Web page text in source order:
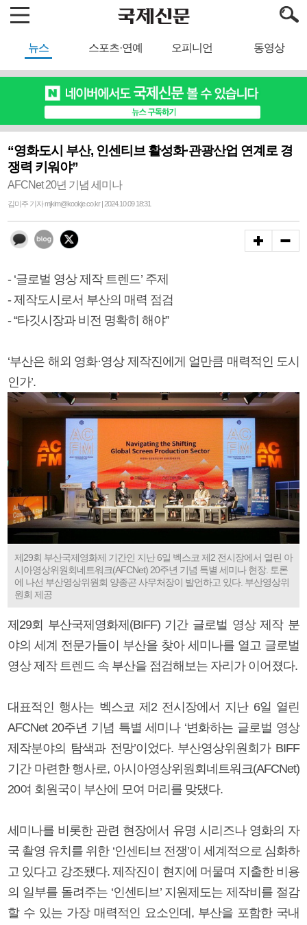
뉴스 스포츠·연예 오피니언 동영상
“영화도시 부산, 인센티브 활성화·관광산업 연계로 경
쟁력 키워야”
AFCNet 20년 기념 세미나
김미주 기자 mjkim@kookje.co.kr | 2024.10.09 18:31
- ‘글로벌 영상 제작 트렌드’ 주제
- 제작도시로서 부산의 매력 점검
- “타깃시장과 비전 명확히 해야”
‘부산은 해외 영화·영상 제작진에게 얼만큼 매력적인 도시
인가’.
제29회 부산국제영화제 기간인 지난 6일 벡스코 제2 전시장에서 열린 아
시아영상위원회네트워크(AFCNet) 20주년 기념 특별 세미나 현장. 토론
에 나선 부산영상위원회 양종곤 사무처장이 발언하고 있다. 부산영상위
원회 제공
제29회 부산국제영화제(BIFF) 기간 글로벌 영상 제작 분
야의 세계 전문가들이 부산을 찾아 세미나를 열고 글로벌
영상 제작 트렌드 속 부산을 점검해보는 자리가 이어졌다.
대표적인 행사는 벡스코 제2 전시장에서 지난 6일 열린
AFCNet 20주년 기념 특별 세미나 ‘변화하는 글로벌 영상
제작분야의 탐색과 전망’이었다. 부산영상위원회가 BIFF
기간 마련한 행사로, 아시아영상위원회네트워크(AFCNet)
20여 회원국이 부산에 모여 머리를 맞댔다.
세미나를 비롯한 관련 현장에서 유명 시리즈나 영화의 자
국 촬영 유치를 위한 ‘인센티브 전쟁’이 세계적으로 심화하
고 있다고 강조됐다. 제작진이 현지에 머물며 지출한 비용
의 일부를 돌려주는 ‘인센티브’ 지원제도는 제작비를 절감
할 수 있는 가장 매력적인 요소인데, 부산을 포함한 국내